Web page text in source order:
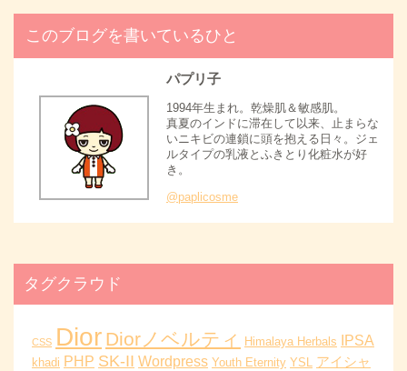
このブログを書いているひと
パプリ子
1994年生まれ。乾燥肌＆敏感肌。
真夏のインドに滞在して以来、止まらな
いニキビの連鎖に頭を抱える日々。ジェ
ルタイプの乳液とふきとり化粧水が好
き。
@paplicosme
タグクラウド
CSS Dior Diorノベルティ Himalaya Herbals IPSA
khadi PHP SK-II Wordpress Youth Eternity YSL アイシャ